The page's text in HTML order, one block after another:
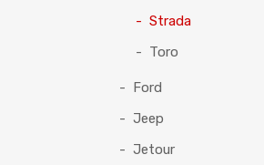
Strada
Toro
Ford
Jeep
Jetour